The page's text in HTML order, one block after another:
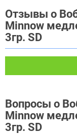
Отзывы о
Minnow
3гр. SD
Вопросы о
Minnow
3гр. SD